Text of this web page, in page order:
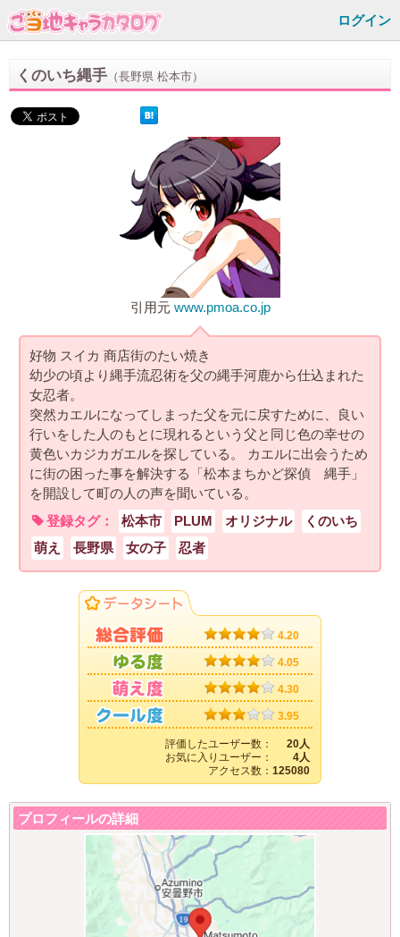
ログイン
くのいち縄手 （長野県 松本市）
引用元 www.pmoa.co.jp
好物 スイカ 商店街のたい焼き
幼少の頃より縄手流忍術を父の縄手河鹿から仕込まれた
女忍者。
突然カエルになってしまった父を元に戻すために、良い
行いをした人のもとに現れるという父と同じ色の幸せの
黄色いカジカガエルを探している。 カエルに出会うため
に街の困った事を解決する「松本まちかど探偵 縄手」
を開設して町の人の声を聞いている。
登録タグ：
松本市 PLUM オリジナル
くのいち
萌え
長野県 女の子 忍者
4.20
4.05
4.30
3.95
評価したユーザー数：
20人
お気に入りユーザー：
4人
アクセス数： 125080
プロフィールの詳細